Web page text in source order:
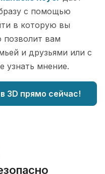
с помощью
в которую вы
вам
и друзьями или с
узнать мнение.
3D прямо сейчас!